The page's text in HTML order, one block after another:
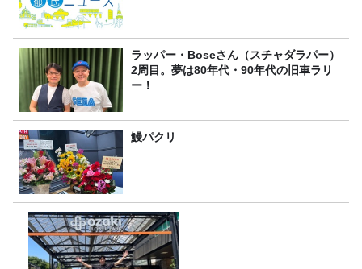
ラッパー・Boseさん（スチャダラパー）
2周目。夢は80年代・90年代の旧車ラリ
ー！
鰻パクリ